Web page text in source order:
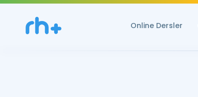
Online Dersler